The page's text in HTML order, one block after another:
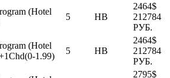
(Hotel
5 HB
2464$
212784
РУБ.
(Hotel
1.99)
5 HB
2464$
212784
РУБ.
2795$